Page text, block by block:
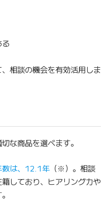
相談の機会を有効活用しま
な商品を選べます。
数は、12.1年（※）。相談
しており、ヒアリング力や